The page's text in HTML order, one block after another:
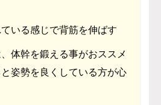
いる感じで背筋を伸ばす
体幹を鍛える事がおススメ
姿勢を良くしている方が心